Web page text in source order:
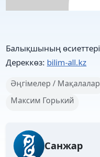
Балықшының өсиеттері
Дереккөз: bilim-all.kz
Әңгімелер / Мақалалар
Максим Горький
Санжар